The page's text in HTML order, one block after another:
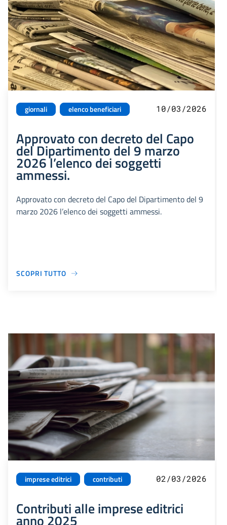
giornali elenco beneficiari 10/03/2026
Approvato con decreto del Capo
del Dipartimento del 9 marzo
2026 l’elenco dei soggetti
ammessi.
Approvato con decreto del Capo del Dipartimento del 9
marzo 2026 l’elenco dei soggetti ammessi.
SCOPRI TUTTO
imprese editrici contributi 02/03/2026
Contributi alle imprese editrici
anno 2025